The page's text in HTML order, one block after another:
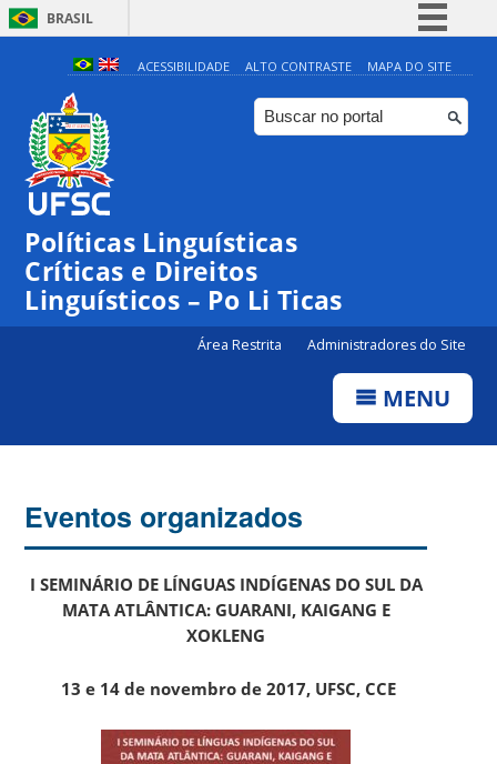
BRASIL
Simplifique!
Comunica BR
Participe
ACESSIBILIDADE ALTO CONTRASTE MAPA DO SITE
Políticas Linguísticas
Críticas e Direitos
Linguísticos – Po Li Ticas
Área Restrita Administradores do Site
MENU
Eventos organizados
I SEMINÁRIO DE LÍNGUAS INDÍGENAS DO SUL DA
MATA ATLÂNTICA: GUARANI, KAIGANG E
XOKLENG
13 e 14 de novembro de 2017, UFSC, CCE